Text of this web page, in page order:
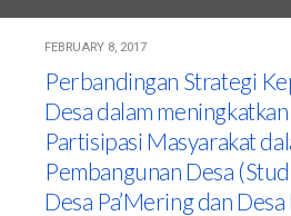
FEBRUARY 8, 2017
Perbandingan Strategi
Desa dalam meningkatkan
Partisipasi Masyarakat
Pembangunan Desa
Desa Pa’Mering dan Desa